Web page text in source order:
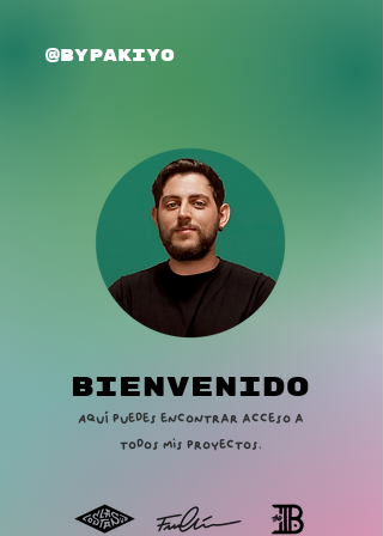
@BYPAKIYO
Bienvenido
Aquí puedes encontrar acceso a
todos mis proyectos.